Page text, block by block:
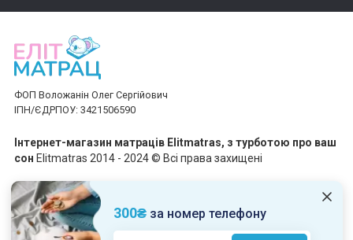
300₴за номер телефону
ФОП Воложанін Олег Сергійович
ІПН/ЄДРПОУ: 3421506590
Інтернет-магазин матраців Elitmatras, з турботою про ваш
сон Elitmatras 2014 - 2024 © Всі права захищені
Приймаємо платежі